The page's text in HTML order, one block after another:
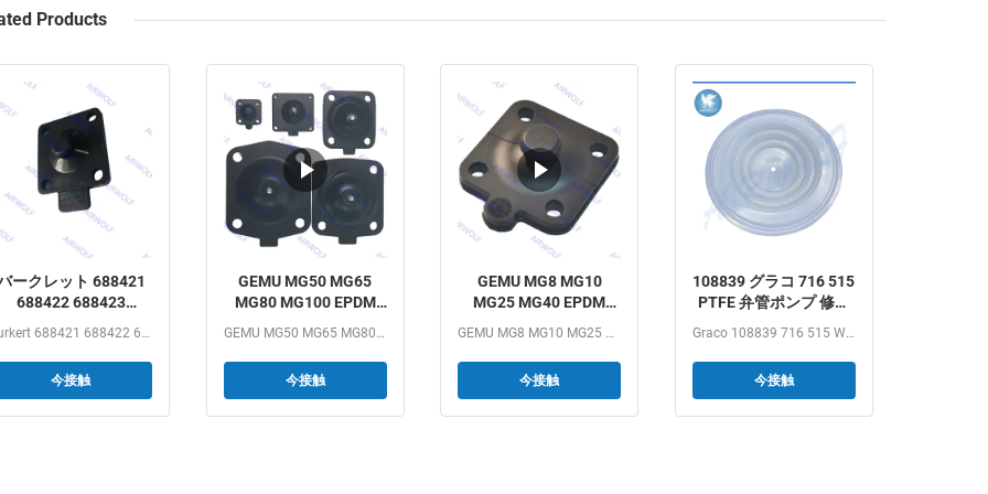
Products
ークレット 688421
688422 688423
ドバルブ修理キット
Burkert 688421 688422 688423 688424 DN25 EPDM Diaphragm...
今接触
GEMU MG50 MG65
MG80 MG100 EPDM
フラムキット
GEMU MG50 MG65 MG80 MG100 EPDM SGS FDA class Diaphragm...
今接触
GEMU MG8 MG10
MG25 MG40 EPDM
イヤフラムバルブ用
GEMU MG8 MG10 MG25 MG40 EPDM SGS FDA class Diaphragm kits...
今接触
108839 グラコ 716 515
PTFE 弁管ポンプ 修理
Graco 108839 716 515 White Ptfe Air Operated Diaphragm...
今接触